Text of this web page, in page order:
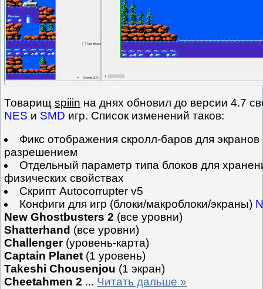
Товарищ spiiin на днях обновил до версии 4.7
NES и SMD игр. Список изменений таков:
Фикс отображения скролл-баров для экранов
разрешением
Отдельный параметр типа блоков для
физических свойствах
Скрипт Autocorrupter v5
Конфиги для игр (блоки/макроблоки/экраны)
New Ghostbusters 2 (все уровни)
Shatterhand (все уровни)
Challenger(уровень-карта)
Captain Planet (1 уровень)
Takeshi Chousenjou (1 экран)
Cheetahmen 2 ... Читать дальше »